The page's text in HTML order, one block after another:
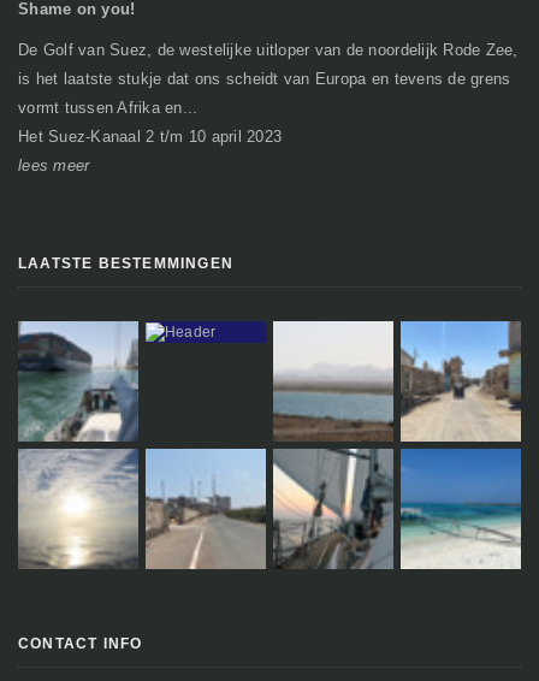
Shame on you!
De Golf van Suez, de westelijke uitloper van de noordelijk Rode Zee,
is het laatste stukje dat ons scheidt van Europa en tevens de grens
vormt tussen Afrika en...
Het Suez-Kanaal 2 t/m 10 april 2023
lees meer
LAATSTE BESTEMMINGEN
CONTACT INFO